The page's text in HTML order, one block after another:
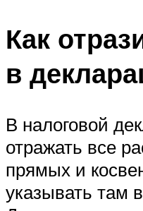
Как
в
В налоговой
отражать все
прямых и
указывать там